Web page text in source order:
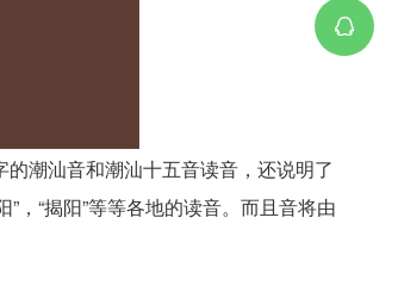
潮汕音和潮汕十五音读音，还说明了
”，“揭阳”等等各地的读音。而且音将由